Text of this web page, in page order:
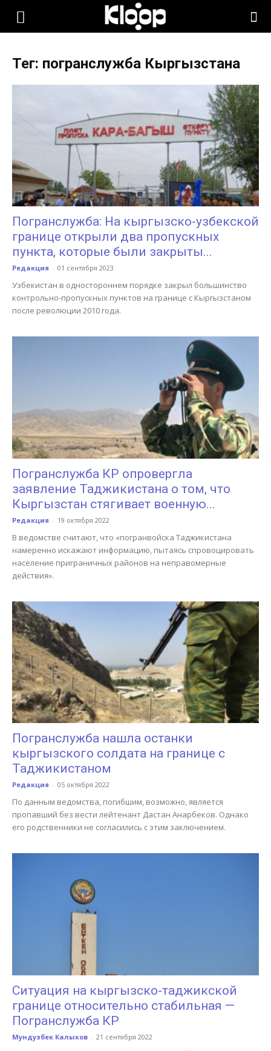
KLOOP.KG
Кыргызстана
Тег: погранслужба Кыргызстана
Погранслужба: На кыргызско-узбекской
границе открыли два пропускных
пункта, которые были закрыты...
Редакция - 01 сентября 2023
Узбекистан в одностороннем порядке закрыл большинство
контрольно-пропускных пунктов на границе с Кыргызстаном
после революции 2010 года.
Погранслужба КР опровергла
заявление Таджикистана о том, что
Кыргызстан стягивает военную...
Редакция - 19 октября 2022
В ведомстве считают, что «погранвойска Таджикистана
намеренно искажают информацию, пытаясь спровоцировать
население приграничных районов на неправомерные
действия».
Погранслужба нашла останки
кыргызского солдата на границе с
Таджикистаном
Редакция - 05 октября 2022
По данным ведомства, погибшим, возможно, является
пропавший без вести лейтенант Дастан Анарбеков. Однако
его родственники не согласились с этим заключением.
Ситуация на кыргызско-таджикской
границе относительно стабильная —
Погранслужба КР
Мундузбек Калыков - 21 сентября 2022